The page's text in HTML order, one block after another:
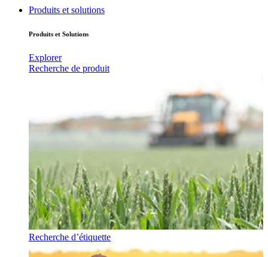
Produits et solutions
Produits et Solutions
Explorer
Recherche de produit
Recherche d’étiquette